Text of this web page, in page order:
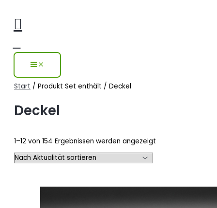
Suchen
Start / Produkt Set enthält / Deckel
Deckel
1–12 von 154 Ergebnissen werden angezeigt